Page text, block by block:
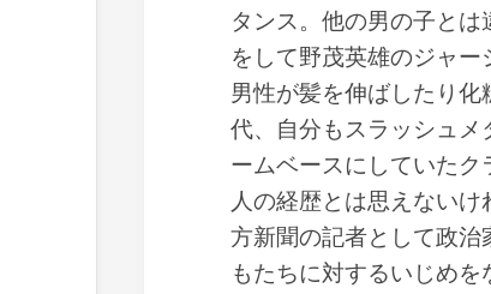
タンス。他の男の子と
をして野茂英雄のジャ
男性が髪を伸ばしたり
代、自分もスラッシュ
ームベースにしていた
人の経歴とは思えない
方新聞の記者として政
もたちに対するいじめ